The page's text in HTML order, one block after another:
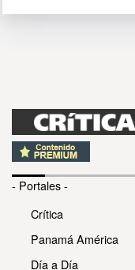
- Portales -
Crítica
Panamá América
Día a Día